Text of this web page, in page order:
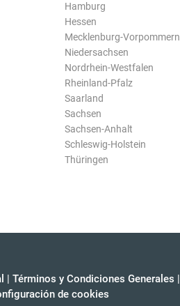
Hamburg
Hessen
Mecklenburg-Vorpommern
Niedersachsen
Nordrhein-Westfalen
Rheinland-Pfalz
Saarland
Sachsen
Sachsen-Anhalt
Schleswig-Holstein
Thüringen
| Términos y Condiciones Generales |
de cookies